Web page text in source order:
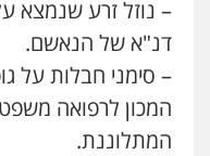
עו"ד
פלילי
בינלאומי
– נוזל זרע שנמצא
דנ"א של הנאשם.
– סימני חבלות על
המכון לרפואה
המתלוננת.